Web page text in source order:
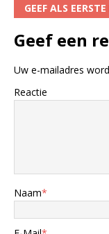
GEEF ALS
Geef een
Uw e-mailadres
Reactie
Naam*